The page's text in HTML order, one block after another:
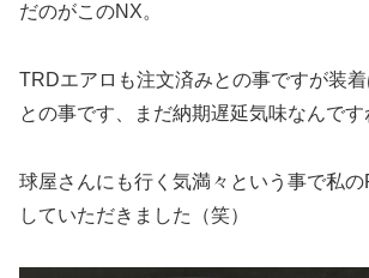
だのがこのNX。
TRDエアロも注文済みとの事ですが装
との事です、まだ納期遅延気味なんです
球屋さんにも行く気満々という事で私
していただきました（笑）